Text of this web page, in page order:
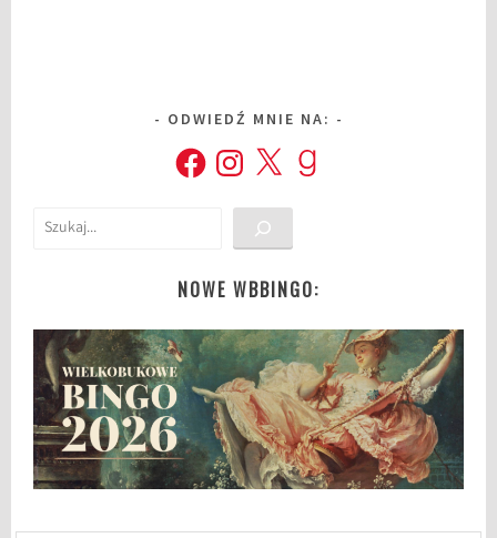
ODWIEDŹ MNIE NA:
FacebookInstagram
X Goodreads
Szukaj
NOWE WBBINGO: